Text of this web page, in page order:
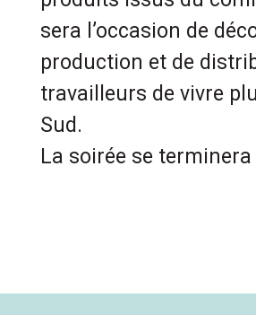
sera l’occasion de
production et de
travailleurs de vivre
Sud.
La soirée se